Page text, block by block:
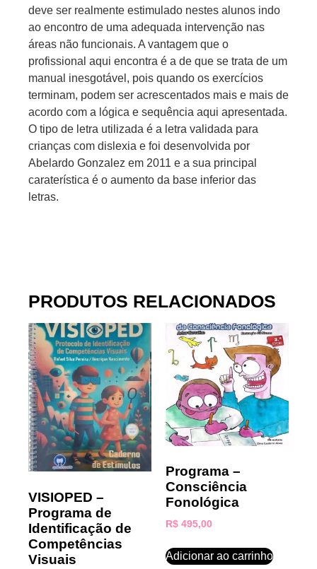
deve ser realmente estimulado nestes alunos indo
ao encontro de uma adequada intervenção nas
áreas não funcionais. A vantagem que o
profissional aqui encontra é a de que se trata de um
manual inesgotável, pois quando os exercícios
terminam, podem ser acrescentados mais e mais de
acordo com a lógica e sequência aqui apresentada.
O tipo de letra utilizada é a letra validada para
crianças com dislexia e foi desenvolvida por
Abelardo Gonzalez em 2011 e a sua principal
caraterística é o aumento da base inferior das
letras.
PRODUTOS RELACIONADOS
VISIOPED –
Programa de
Identificação de
Competências
Visuais
Programa –
Consciência
Fonológica
R$ 495,00
Adicionar ao carrinho